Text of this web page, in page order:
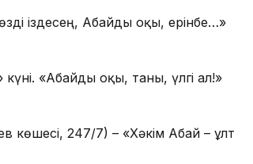
іздесең, Абайды оқы, ерінбе…»
«Абайды оқы, таны, үлгі ал!»
көшесі, 247/7) – «Хәкім Абай – ұлт